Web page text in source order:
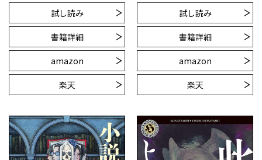
試し読み
書籍詳細
amazon
楽天
試し読み
書籍詳細
amazon
楽天